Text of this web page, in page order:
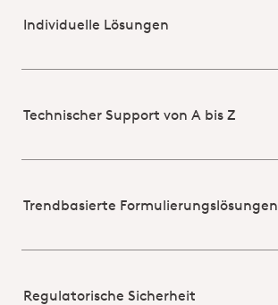
Individuelle Lösungen
Technischer Support von A bis Z
Trendbasierte Formulierungslösungen
Regulatorische Sicherheit